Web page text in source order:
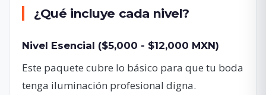
¿Qué incluye cada nivel?
Nivel Esencial ($5,000 - $12,000 MXN)
Este paquete cubre lo básico para que tu boda
tenga iluminación profesional digna.